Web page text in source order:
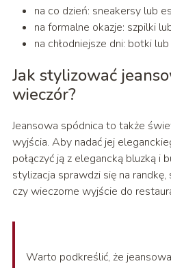
na co dzień: sneakersy lub
na formalne okazje: szpilki
na chłodniejsze dni: botki
Jak stylizować
wieczór?
Jeansowa spódnica to także
wyjścia. Aby nadać jej
połączyć ją z elegancką bluzką i
stylizacja sprawdzi się na
czy wieczorne wyjście do
Warto podkreślić, że